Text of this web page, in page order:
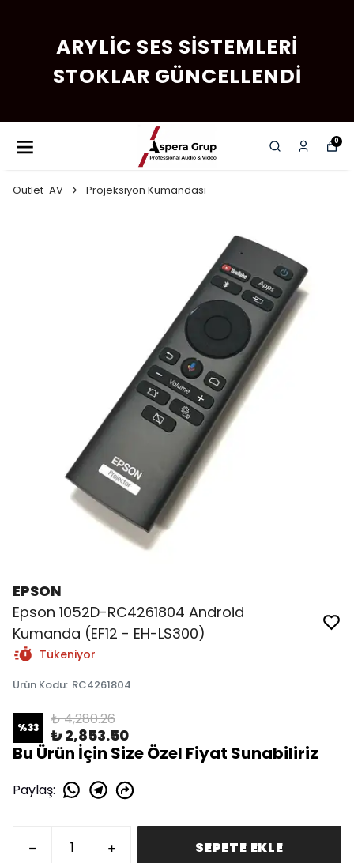
ARYLIC SES SISTEMLERI
STOKLAR GÜNCELLENDI
0
Outlet-AV Projeksiyon Kumandası
EPSON
Epson 1052D-RC4261804 Android
Kumanda (EF12 - EH-LS300)
Tükeniyor
Ürün Kodu: RC4261804
%33 ₺ 4,280.26
₺ 2,853.50
Bu Ürün İçin Size Özel Fiyat Sunabiliriz
Paylaş:
SEPETE EKLE